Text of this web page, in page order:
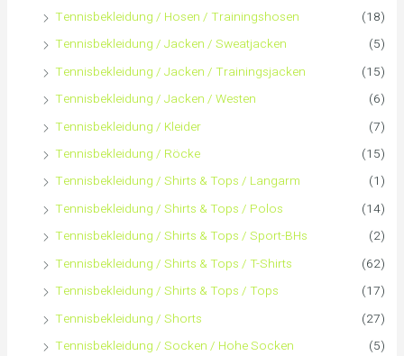
Tennisbekleidung / Hosen / Trainingshosen
(18)
Tennisbekleidung / Jacken / Sweatjacken
(5)
Tennisbekleidung / Jacken / Trainingsjacken
(15)
Tennisbekleidung / Jacken / Westen
(6)
Tennisbekleidung / Kleider
(7)
Tennisbekleidung / Röcke
(15)
Tennisbekleidung / Shirts & Tops / Langarm
(1)
Tennisbekleidung / Shirts & Tops / Polos
(14)
Tennisbekleidung / Shirts & Tops / Sport-BHs
(2)
Tennisbekleidung / Shirts & Tops / T-Shirts
(62)
Tennisbekleidung / Shirts & Tops / Tops
(17)
Tennisbekleidung / Shorts
(27)
Tennisbekleidung / Socken / Hohe Socken
(5)